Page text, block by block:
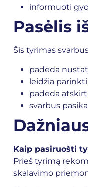
informuoti
Pasėlis
Šis tyrimas
padeda
leidžia
padeda
svarbus
Kaip pasiruošti
Prieš tyrimą
skalavimo